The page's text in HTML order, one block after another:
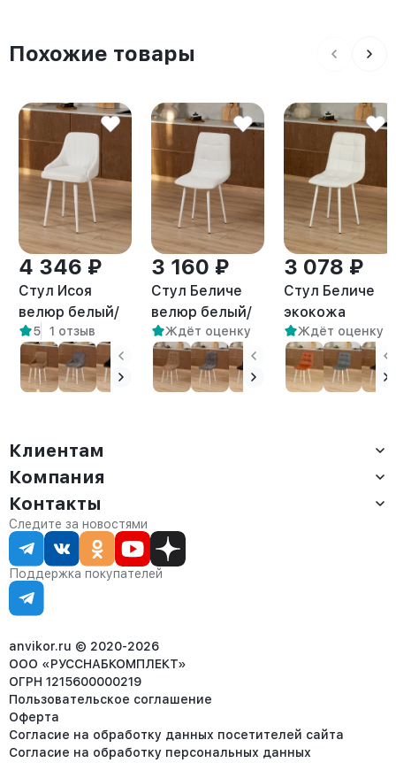
Похожие товары
4 346 ₽
Стул Исоя
велюр белый/
белый
5 1 отзыв
3 160 ₽
Стул Беличе
велюр белый/
белый
Ждёт оценку
3 078 ₽
Стул Беличе
экокожа
белый/белый
Ждёт оценку
Клиентам
Доставка
Оплата
Сервис
Статус заказа
Статьи
Компания
О компании
Контакты
Партнёрам
Контакты
Отдел продаж:
8 (800) 234-22-62
corp@anvikor.ru
Ежедневно, с 7:00-19:00 (МСК)
Отдел рекламации:
8 (953) 455-25-61
Следите за новостями
Поддержка покупателей
anvikor.ru © 2020-2026
ООО «РУССНАБКОМПЛЕКТ»
ОГРН 1215600000219
Пользовательское соглашение
Оферта
Согласие на обработку данных посетителей сайта
Согласие на обработку персональных данных